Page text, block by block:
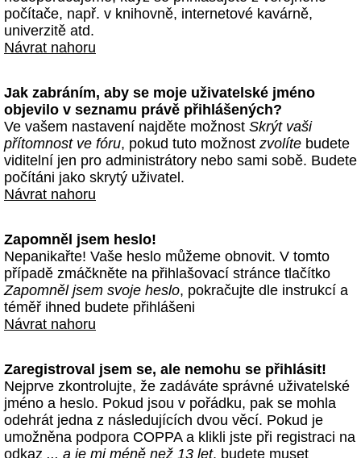
počítače, např. v knihovně, internetové kavárně,
univerzitě atd.
Návrat nahoru
Jak zabráním, aby se moje uživatelské jméno
objevilo v seznamu právě přihlášených?
Ve vašem nastavení najděte možnost Skrýt vaši
přítomnost ve fóru, pokud tuto možnost zvolíte budete
viditelní jen pro administrátory nebo sami sobě. Budete
počítáni jako skrytý uživatel.
Návrat nahoru
Zapomněl jsem heslo!
Nepanikařte! Vaše heslo můžeme obnovit. V tomto
případě zmáčkněte na přihlašovací stránce tlačítko
Zapomněl jsem svoje heslo, pokračujte dle instrukcí a
téměř ihned budete přihlášeni
Návrat nahoru
Zaregistroval jsem se, ale nemohu se přihlásit!
Nejprve zkontrolujte, že zadáváte správné uživatelské
jméno a heslo. Pokud jsou v pořádku, pak se mohla
odehrát jedna z následujících dvou věcí. Pokud je
umožněna podpora COPPA a klikli jste při registraci na
odkaz ... a je mi méně než 13 let, budete muset